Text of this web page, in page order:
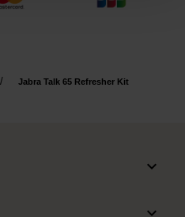
Jabra Talk 65 Refresher Kit
expand_more
expand_more